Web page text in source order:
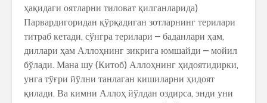
ҳақидаги оятларни тиловат қилганларида)
Парвардигоридан қўрқадиган зотларнинг терилари
титраб кетади, сўнгра терилари – баданлари ҳам,
диллари ҳам Аллоҳнинг зикрига юмшайди – мойил
бўлади. Мана шу (Китоб) Аллоҳнинг ҳидоятидирки,
унга тўғри йўлни танлаган кишиларни ҳидоят
қилади. Ва кимни Аллоҳ йўлдан оздирса, энди уни